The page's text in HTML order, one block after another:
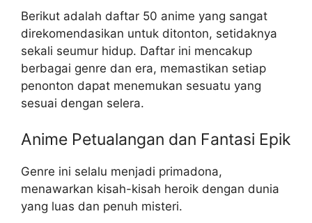
Berikut adalah daftar 50 anime yang sangat
direkomendasikan untuk ditonton, setidaknya
sekali seumur hidup. Daftar ini mencakup
berbagai genre dan era, memastikan setiap
penonton dapat menemukan sesuatu yang
sesuai dengan selera.
Anime Petualangan dan Fantasi Epik
Genre ini selalu menjadi primadona,
menawarkan kisah-kisah heroik dengan dunia
yang luas dan penuh misteri.